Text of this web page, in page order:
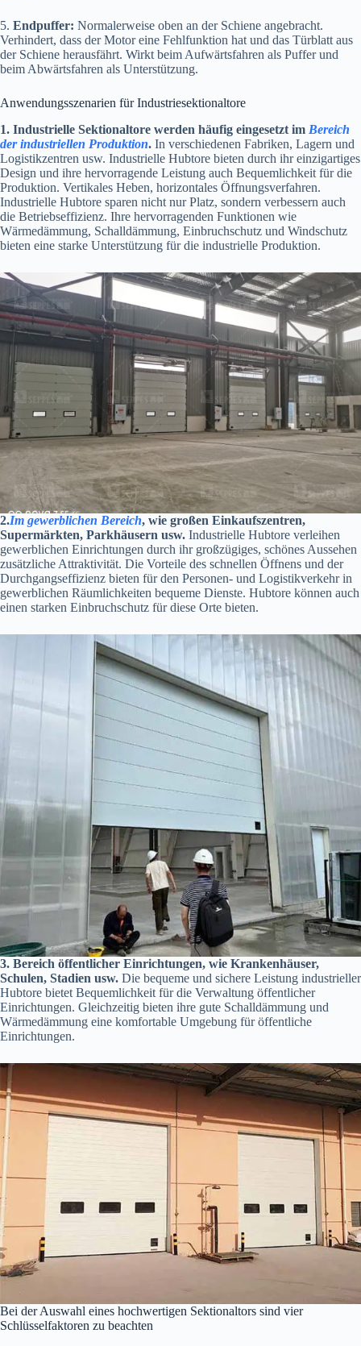
5. Endpuffer: Normalerweise oben an der Schiene angebracht.
Verhindert, dass der Motor eine Fehlfunktion hat und das Türblatt aus
der Schiene herausfährt. Wirkt beim Aufwärtsfahren als Puffer und
beim Abwärtsfahren als Unterstützung.
Anwendungsszenarien für Industriesektionaltore
1. Industrielle Sektionaltore werden häufig eingesetzt im Bereich
der industriellen Produktion. In verschiedenen Fabriken, Lagern und
Logistikzentren usw. Industrielle Hubtore bieten durch ihr einzigartiges
Design und ihre hervorragende Leistung auch Bequemlichkeit für die
Produktion. Vertikales Heben, horizontales Öffnungsverfahren.
Industrielle Hubtore sparen nicht nur Platz, sondern verbessern auch
die Betriebseffizienz. Ihre hervorragenden Funktionen wie
Wärmedämmung, Schalldämmung, Einbruchschutz und Windschutz
bieten eine starke Unterstützung für die industrielle Produktion.
2.Im gewerblichen Bereich, wie großen Einkaufszentren,
Supermärkten, Parkhäusern usw. Industrielle Hubtore verleihen
gewerblichen Einrichtungen durch ihr großzügiges, schönes Aussehen
zusätzliche Attraktivität. Die Vorteile des schnellen Öffnens und der
Durchgangseffizienz bieten für den Personen- und Logistikverkehr in
gewerblichen Räumlichkeiten bequeme Dienste. Hubtore können auch
einen starken Einbruchschutz für diese Orte bieten.
3. Bereich öffentlicher Einrichtungen, wie Krankenhäuser,
Schulen, Stadien usw. Die bequeme und sichere Leistung industrieller
Hubtore bietet Bequemlichkeit für die Verwaltung öffentlicher
Einrichtungen. Gleichzeitig bieten ihre gute Schalldämmung und
Wärmedämmung eine komfortable Umgebung für öffentliche
Einrichtungen.
Bei der Auswahl eines hochwertigen Sektionaltors sind vier
Schlüsselfaktoren zu beachten